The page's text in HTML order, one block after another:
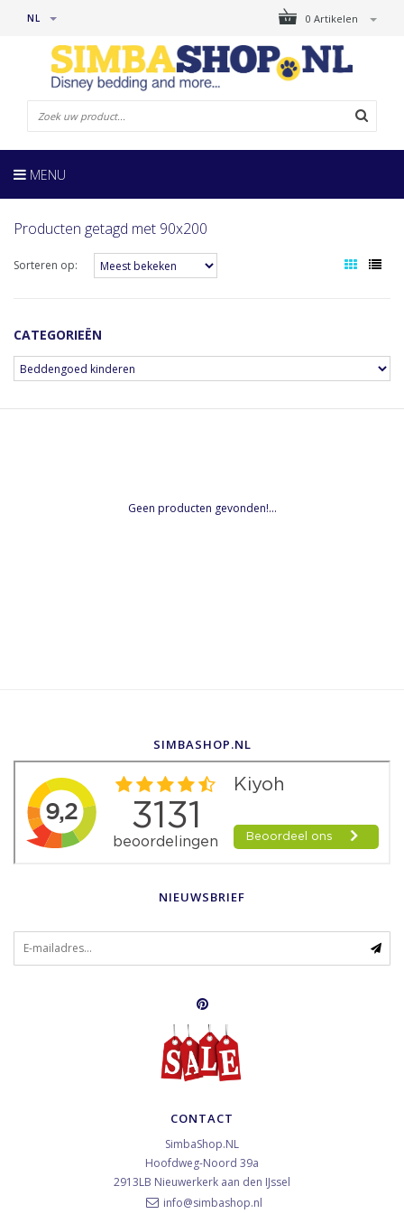
0 Artikelen
NL
MENU
Producten getagd met 90x200
Sorteren op:
CATEGORIEËN
Geen producten gevonden!...
SIMBASHOP.NL
NIEUWSBRIEF
CONTACT
SimbaShop.NL
Hoofdweg-Noord 39a
2913LB Nieuwerkerk aan den IJssel
info@simbashop.nl